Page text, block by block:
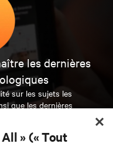
les dernières
sur les sujets les
que les dernières
critiques.
» (« Tout